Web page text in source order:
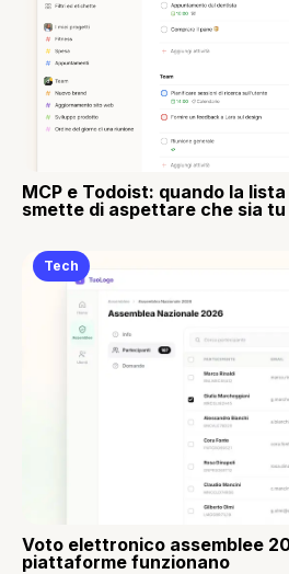
MCP e Todoist: quando la
smette di aspettare che sia
Tech
Voto elettronico assemblee
piattaforme funzionano